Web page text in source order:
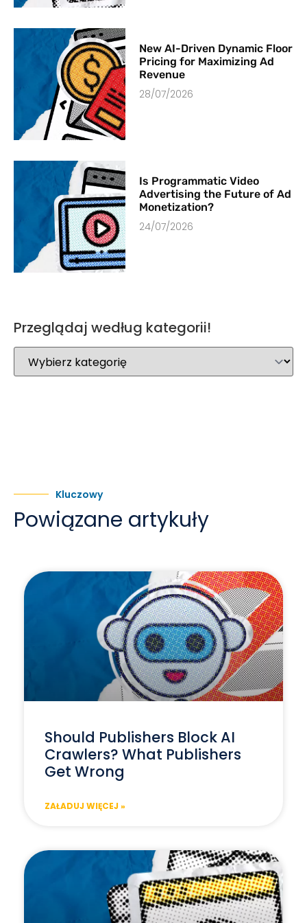
New AI-Driven Dynamic Floor
Pricing for Maximizing Ad
Revenue
28/07/2026
Is Programmatic Video
Advertising the Future of Ad
Monetization?
24/07/2026
Przeglądaj według kategorii!
Kluczowy
Powiązane artykuły
Should Publishers Block AI
Crawlers? What Publishers
Get Wrong
ZAŁADUJ WIĘCEJ »